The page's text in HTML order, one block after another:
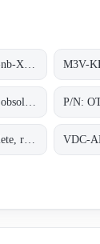
M3V-
VDC-